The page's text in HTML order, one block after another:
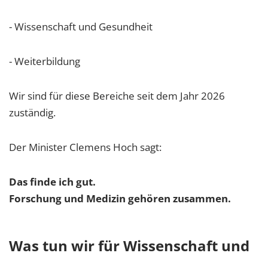
- Wissenschaft und Gesundheit
- Weiterbildung
Wir sind für diese Bereiche seit dem Jahr 2026
zuständig.
Der Minister Clemens Hoch sagt:
Das finde ich gut.
Forschung und Medizin gehören zusammen.
Was tun wir für Wissenschaft und